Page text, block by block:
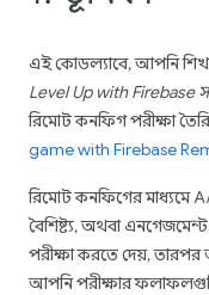
এই কোডল্যাবে, আপনি
Level Up with Firebase
রিমোট কনফিগ পরীক্ষা
game with Firebase
রিমোট কনফিগের মাধ্যমে
বৈশিষ্ট্য, অথবা
পরীক্ষা করতে দেয়, তারপর
আপনি পরীক্ষার